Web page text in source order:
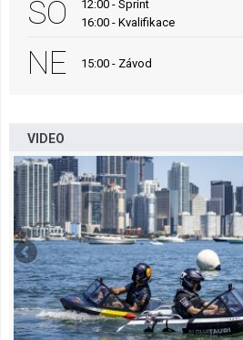
SO
12:00 - Sprint
16:00 - Kvalifikace
NE 15:00 - Závod
VIDEO